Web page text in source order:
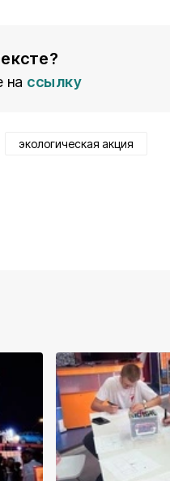
на ссылку
экологическая акция